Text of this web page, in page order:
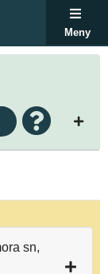
Meny
sn,